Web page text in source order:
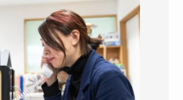
ミ・評判が正直ヤバ
って本当？